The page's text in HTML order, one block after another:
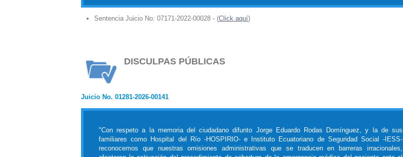
Sentencia Juicio No: 07171-2022-00028 - (Click aquí)
DISCULPAS PÚBLICAS
Juicio No. 01281-2026-00141
"Con respeto a la memoria del ciudadano difunto Jorge Eduardo Rodas Domínguez, y la de sus
familiares como Hospital del Río -HOSPIRIO- e Instituto Ecuatoriano de Seguridad Social -IESS-
reconocemos que nuestras omisiones administrativas que se traducen en barreras irracionales,